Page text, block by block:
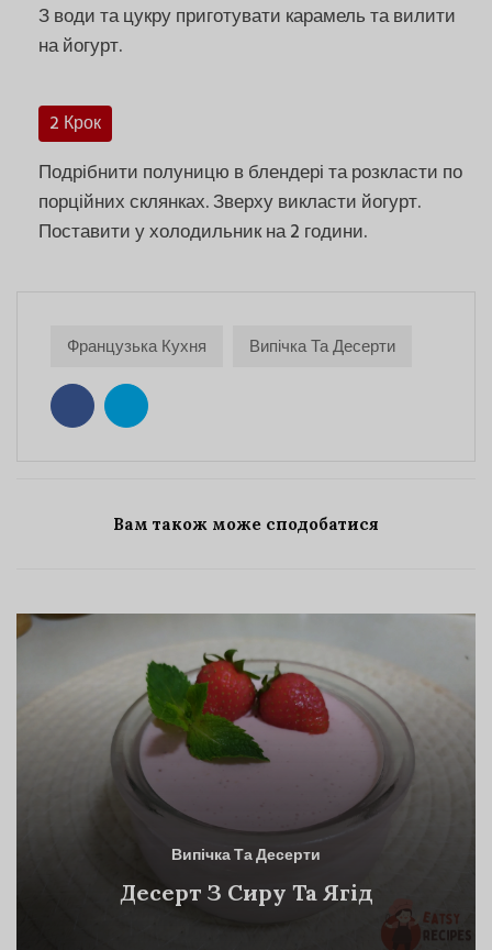
З води та цукру приготувати карамель та вилити
на йогурт.
2 Крок
Подрібнити полуницю в блендері та розкласти по
порційних склянках. Зверху викласти йогурт.
Поставити у холодильник на 2 години.
Французька Кухня Випічка Та Десерти
Вам також може сподобатися
Випічка Та Десерти
Десерт З Сиру Та Ягід